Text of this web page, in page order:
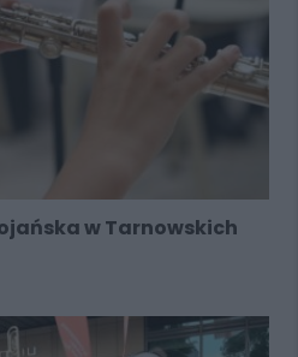
w Tarnowskich